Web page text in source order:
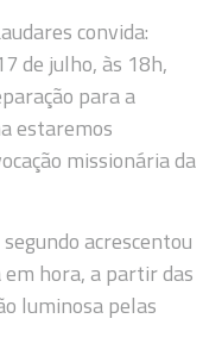
convida:
de julho, às 18h,
para a
estaremos
missionária da
acrescentou
hora, a partir das
luminosa pelas